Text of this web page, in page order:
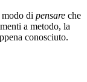
di pensare che
a metodo, la
conosciuto.